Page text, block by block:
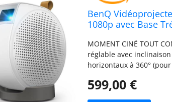
BenQ
1080p avec Base
Google TV avec
MOMENT CINÉ TOUT
réglable avec
horizontaux à 360°
point automatique,
599,00 €